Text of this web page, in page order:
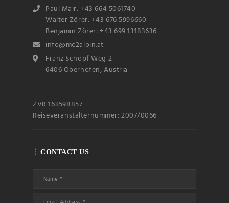
Paul Mair: +43 664 5061740
Walter Zörer: +43 676 5996660
Benjamin Zörer: +43 699 13183636
info@mc2alpin.at
Franz Schöpf Weg 2
6406 Oberhofen, Austria
ZVR 163598857
Reiseveranstalternummer: 2007/0066
CONTACT US